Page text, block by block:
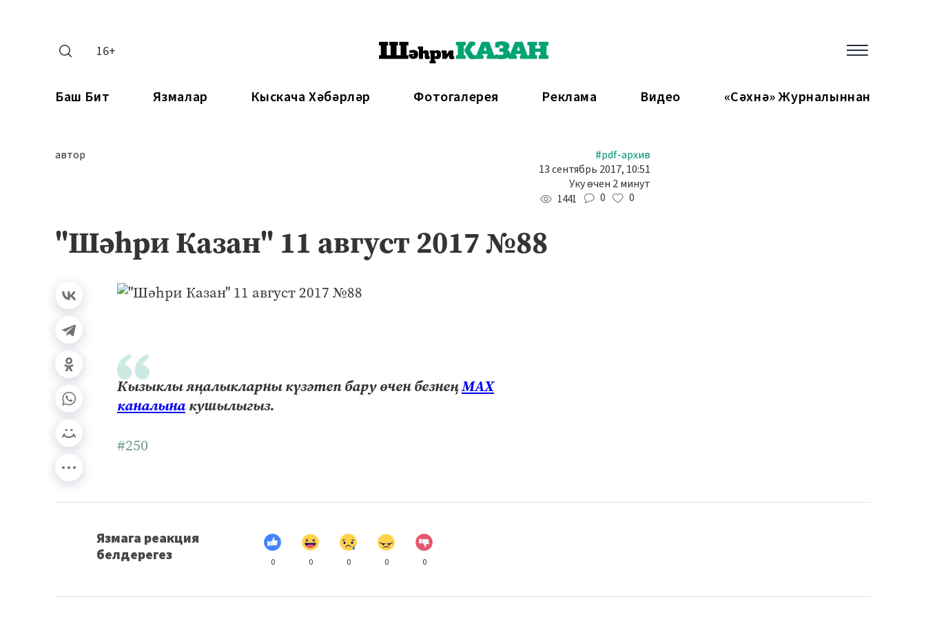
16+
Баш Бит Язмалар Кыскача Хәбәрләр Фотогалерея Реклама Видео «Сәхнә» Журналыннан
автор
#pdf-архив
13 сентябрь 2017, 10:51
Уку өчен 2 минут
1441 0 0
"Шәһри Казан" 11 август 2017 №88
Кызыклы яңалыкларны күзәтеп бару өчен безнеңМАХ
каналына кушылыгыз.
#250
Язмага реакция
белдерегез
0 0 0 0 0